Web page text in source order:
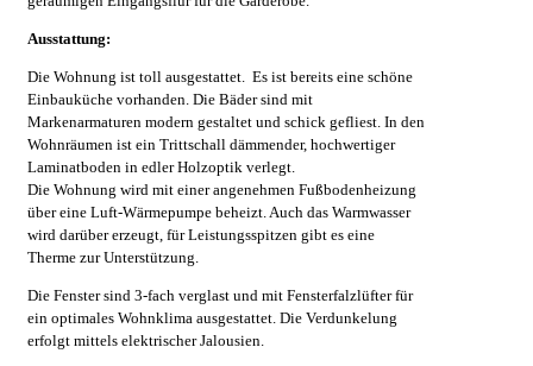
Ausstattung:
Die Wohnung ist toll ausgestattet. Es ist bereits eine schöne
Einbauküche vorhanden. Die Bäder sind mit
Markenarmaturen modern gestaltet und schick gefliest. In den
Wohnräumen ist ein Trittschall dämmender, hochwertiger
Laminatboden in edler Holzoptik verlegt.
Die Wohnung wird mit einer angenehmen Fußbodenheizung
über eine Luft-Wärmepumpe beheizt. Auch das Warmwasser
wird darüber erzeugt, für Leistungsspitzen gibt es eine
Therme zur Unterstützung.
Die Fenster sind 3-fach verglast und mit Fensterfalzlüfter für
ein optimales Wohnklima ausgestattet. Die Verdunkelung
erfolgt mittels elektrischer Jalousien.